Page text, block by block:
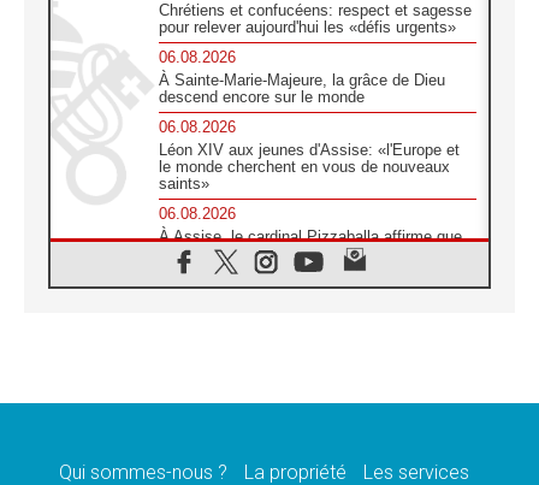
Chrétiens et confucéens: respect et sagesse
pour relever aujourd'hui les «défis urgents»
06.08.2026
À Sainte-Marie-Majeure, la grâce de Dieu
descend encore sur le monde
06.08.2026
Léon XIV aux jeunes d'Assise: «l'Europe et
le monde cherchent en vous de nouveaux
saints»
06.08.2026
À Assise, le cardinal Pizzaballa affirme que
«les chrétiens veulent la paix»
06.08.2026
message de paix et de dignité humaine»
Qui sommes-nous ? La propriété
Les services